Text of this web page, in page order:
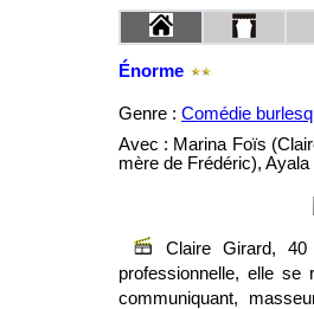
Énorme
Genre : Comédie
Avec : Marina Foïs
mère de Frédéric),
Claire Girard,
professionnelle, elle
communiquant,